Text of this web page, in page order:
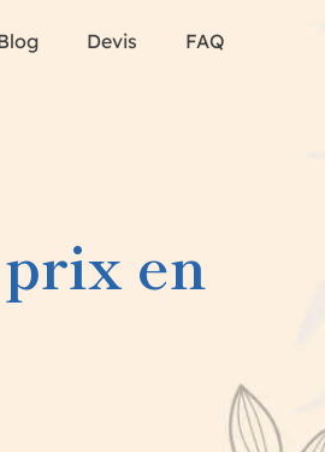
Devis FAQ
en